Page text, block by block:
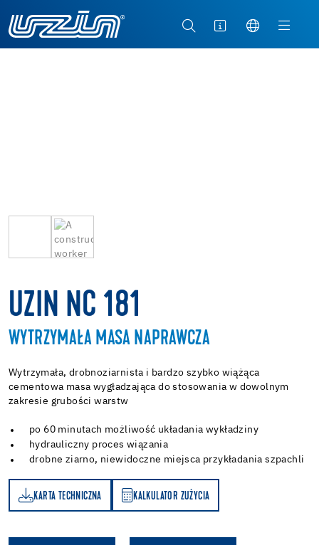
UZIN NC 181
WYTRZYMAŁA MASA NAPRAWCZA
Wytrzymała, drobnoziarnista i bardzo szybko wiążąca
cementowa masa wygładzająca do stosowania w dowolnym
zakresie grubości warstw
po 60 minutach możliwość układania wykładziny
hydrauliczny proces wiązania
drobne ziarno, niewidoczne miejsca przykładania szpachli
KARTA TECHNICZNA KALKULATOR ZUŻYCIA
KALKULATOR ZUŻYCIA